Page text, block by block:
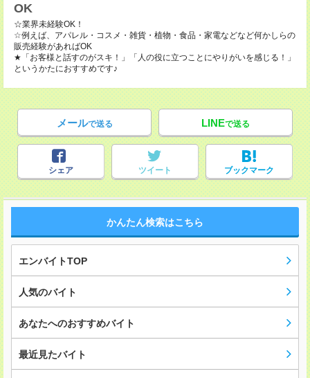
OK
☆業界未経験OK！
☆例えば、アパレル・コスメ・雑貨・植物・食品・家電などなど何かしらの
販売経験があればOK
★「お客様と話すのがスキ！」「人の役に立つことにやりがいを感じる！」
というかたにおすすめです♪
メールで送る LINEで送る
シェア ツイート ブックマーク
かんたん検索はこちら
エンバイトTOP
人気のバイト
あなたへのおすすめバイト
最近見たバイト